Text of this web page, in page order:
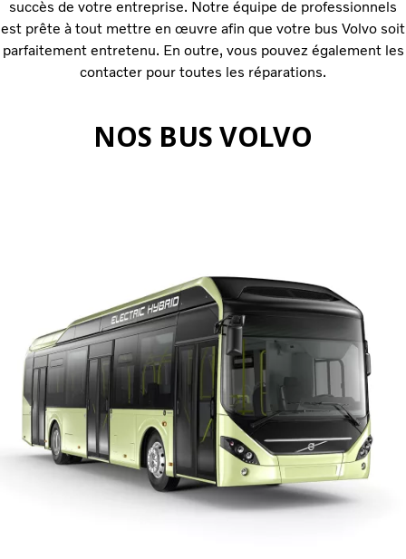
succès de votre entreprise. Notre équipe de professionnels
est prête à tout mettre en œuvre afin que votre bus Volvo soit
parfaitement entretenu. En outre, vous pouvez également les
contacter pour toutes les réparations.
NOS BUS VOLVO